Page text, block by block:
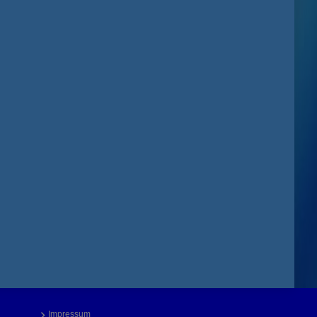
Impressum